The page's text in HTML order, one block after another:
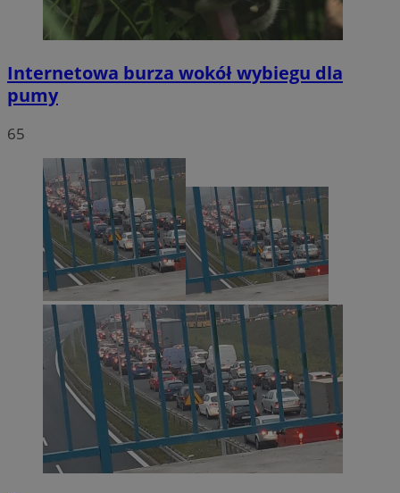
Internetowa burza wokół wybiegu dla
pumy
65